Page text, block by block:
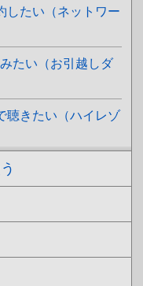
したい（ネットワー
たい（お引越しダ
聴きたい（ハイレゾ